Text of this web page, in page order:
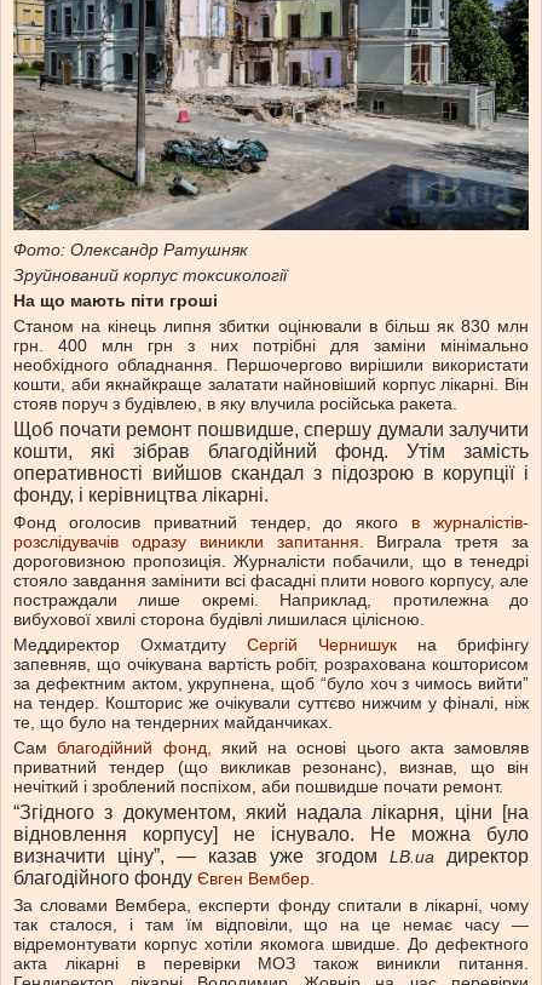
Фото: Олександр Ратушняк
Зруйнований корпус токсикології
На що мають піти гроші
Станом на кінець липня збитки оцінювали в більш як 830 млн
грн. 400 млн грн з них потрібні для заміни мінімально
необхідного обладнання. Першочергово вирішили використати
кошти, аби якнайкраще залатати найновіший корпус лікарні. Він
стояв поруч з будівлею, в яку влучила російська ракета.
Щоб почати ремонт пошвидше, спершу думали залучити
кошти, які зібрав благодійний фонд. Утім замість
оперативності вийшов скандал з підозрою в корупції і
фонду, і керівництва лікарні.
Фонд оголосив приватний тендер, до якого в журналістів-
розслідувачів одразу виникли запитання.
Виграла третя за
дороговизною пропозиція. Журналісти побачили, що в тенедрі
стояло завдання замінити всі фасадні плити нового корпусу, але
постраждали лише окремі. Наприклад, протилежна до
вибухової хвилі сторона будівлі лишилася цілісною.
Меддиректор Охматдиту Сергій Чернишук на брифінгу
запевняв, що очікувана вартість робіт, розрахована кошторисом
за дефектним актом, укрупнена, щоб “було хоч з чимось вийти”
на тендер. Кошторис же очікували суттєво нижчим у фіналі, ніж
те, що було на тендерних майданчиках.
Самблагодійний фонд,
який на основі цього акта замовляв
приватний тендер (що викликав резонанс), визнав, що він
нечіткий і зроблений поспіхом, аби пошвидше почати ремонт.
“Згідного з документом, який надала лікарня, ціни [на
відновлення корпусу] не існувало. Не можна було
визначити ціну”, — казав уже згодом LB.ua директор
благодійного фонду Євген Вембер.
За словами Вембера, експерти фонду спитали в лікарні, чому
так сталося, і там їм відповіли, що на це немає часу —
відремонтувати корпус хотіли якомога швидше. До дефектного
акта лікарні в перевірки МОЗ також виникли питання.